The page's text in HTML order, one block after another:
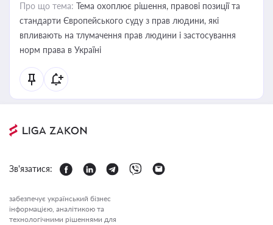
Про що тема: Тема охоплює рішення, правові позиції та
стандарти Європейського суду з прав людини, які
впливають на тлумачення прав людини і застосування
норм права в Україні
Зв'язатися:
забезпечує український бізнес
інформацією, аналітикою та
технологічними рішеннями для